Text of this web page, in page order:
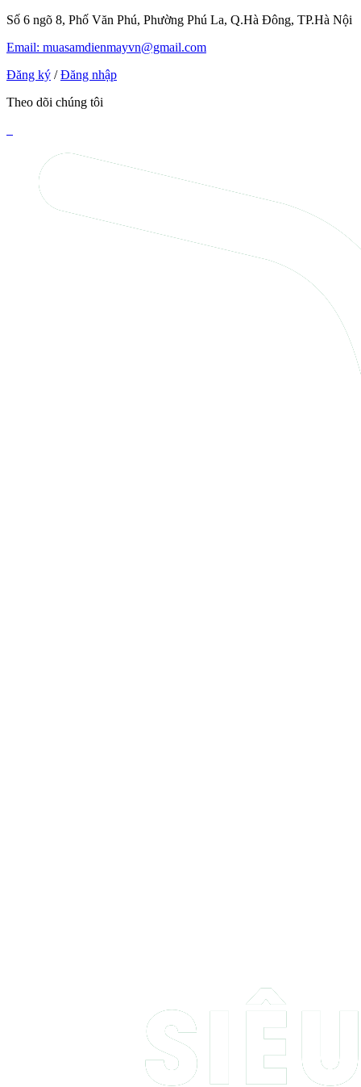
Số 6 ngõ 8, Phố Văn Phú, Phường Phú La, Q.Hà Đông, TP.Hà Nội
Email: muasamdienmayvn@gmail.com
Đăng ký / Đăng nhập
Theo dõi chúng tôi